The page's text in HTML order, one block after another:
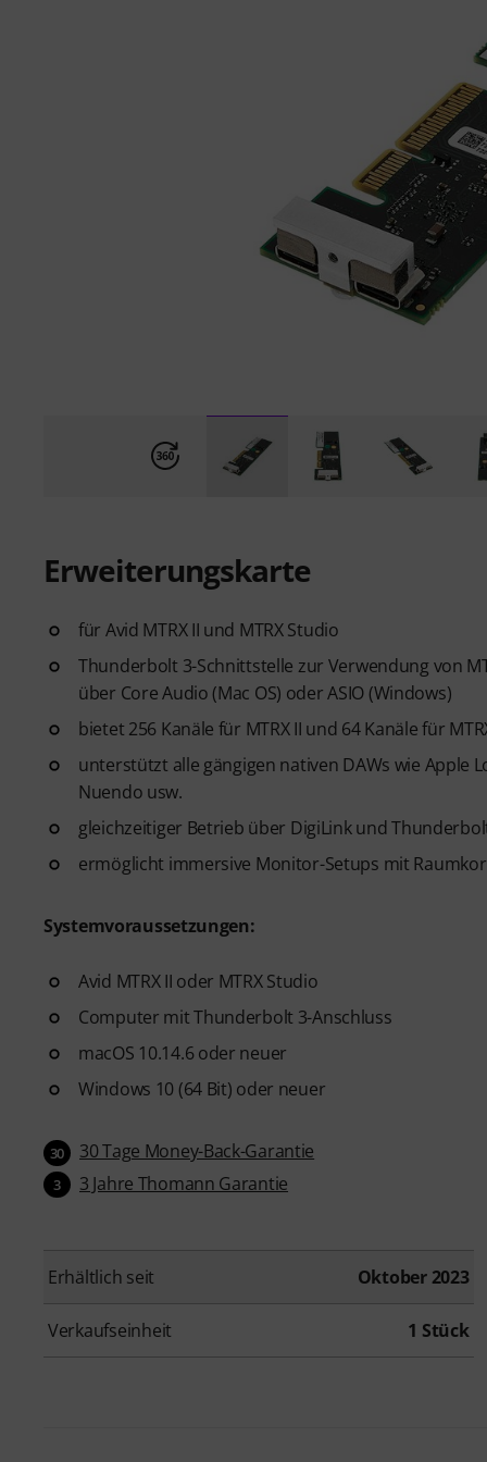
Erweiterungskarte
für Avid MTRX II und MTRX Studio
Thunderbolt 3-Schnittstelle zur Verwendung von
über Core Audio (Mac OS) oder ASIO (Windows)
bietet 256 Kanäle für MTRX II und 64 Kanäle für
unterstützt alle gängigen nativen DAWs wie Apple
Nuendo usw.
gleichzeitiger Betrieb über DigiLink und
ermöglicht immersive Monitor-Setups mit
Systemvoraussetzungen:
Avid MTRX II oder MTRX Studio
Computer mit Thunderbolt 3-Anschluss
macOS 10.14.6 oder neuer
Windows 10 (64 Bit) oder neuer
30 30 Tage Money-Back-Garantie
3 3 Jahre Thomann Garantie
Erhältlich seit Oktober 2023
Verkaufseinheit 1 Stück